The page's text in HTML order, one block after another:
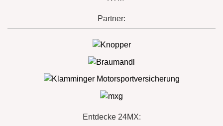
Partner:
Entdecke 24MX: